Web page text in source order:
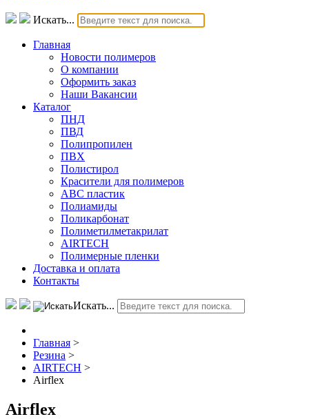
Искать...
Главная
Новости полимеров
О компании
Оформить заказ
Наши Вакансии
Каталог
ПНД
ПВД
Полипропилен
ПВХ
Полистирол
Красители для полимеров
АВС пластик
Полиамиды
Поликарбонат
Полиметилметакрилат
AIRTECH
Полимерные пленки
Доставка и оплата
Контакты
Искать...
Главная >
Резина >
AIRTECH >
Airflex
Airflex